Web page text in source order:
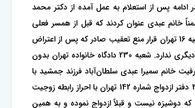
است. در ادامه پس از استعلام به عمل آمده از دکتر محمد
خانم عبدی عنوان کردند که قبل از همسر فعلی
ازدواج دیگری داشته‌اند که همسر ایشان نیز اذعان داشته که از این موضوع اطلاع داشته‌اند. در ادامه به تاریخ 9 آبان 1392 بازپرس شعبه 11 ناحیه 16 تهران قرار منع تعقیب صادر که پس از اعتراض
به قرار شعبه 1152 دادگاه عمومی جزایی تهران طی دادنامه شماره 1006 پرونده کلاسه 92/692 قرار صادره را تایید نموده است. پرونده حکایت دیگری ندارد. شعبه 230 دادگاه خانواده تهران بدون
یغمایی و به طرفیت خانم سمیرا عبدی سلطان‌آباد فرزند جمشید با
وکالت آقای جمشید ابراهیمی و ایرج خلیلی و به خواسته فسخ نکاح با توجه به محتویات پرونده و ملاحظه تصویر سند ازدواج به شماره 3258 دفتر ازدواج شماره 142 تهران با احراز رابطه زوجیت
دوشیزه نیست و قبلاً ازدواج نموده و به همین